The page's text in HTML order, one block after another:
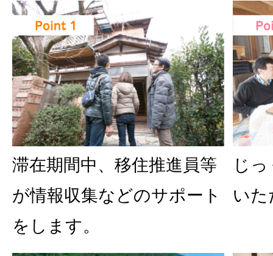
滞在期間中、移住推進員等
が情報収集などのサポート
をします。
じ
い